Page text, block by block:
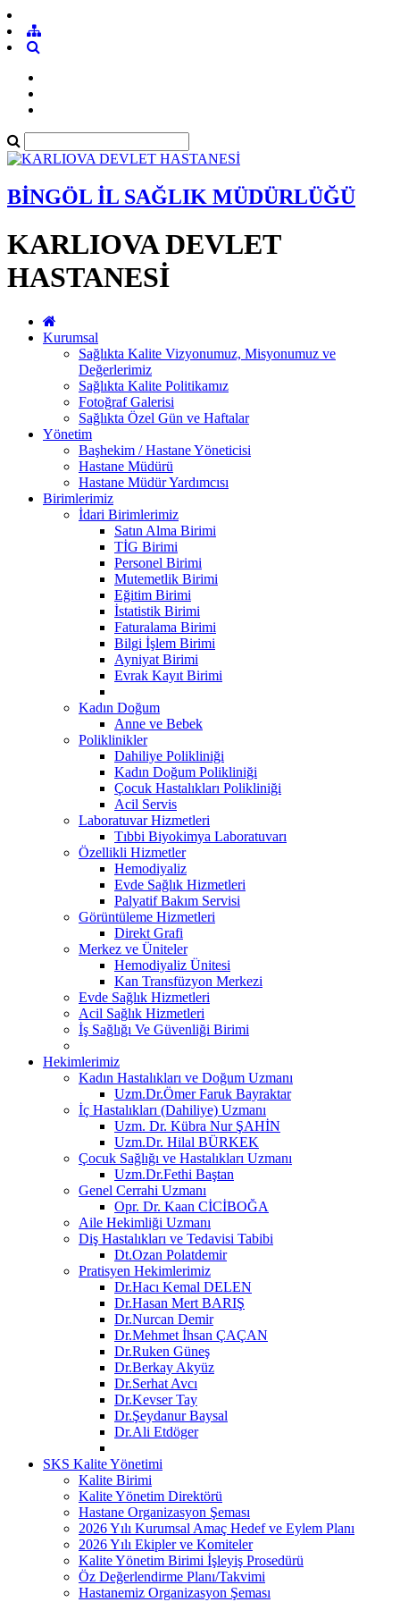
BİNGÖL İL SAĞLIK MÜDÜRLÜĞÜ
KARLIOVA DEVLET
HASTANESİ
Kurumsal
Sağlıkta Kalite Vizyonumuz, Misyonumuz ve
Değerlerimiz
Sağlıkta Kalite Politikamız
Fotoğraf Galerisi
Sağlıkta Özel Gün ve Haftalar
Yönetim
Başhekim / Hastane Yöneticisi
Hastane Müdürü
Hastane Müdür Yardımcısı
Birimlerimiz
İdari Birimlerimiz
Satın Alma Birimi
TİG Birimi
Personel Birimi
Mutemetlik Birimi
Eğitim Birimi
İstatistik Birimi
Faturalama Birimi
Bilgi İşlem Birimi
Ayniyat Birimi
Evrak Kayıt Birimi
Kadın Doğum
Anne ve Bebek
Poliklinikler
Dahiliye Polikliniği
Kadın Doğum Polikliniği
Çocuk Hastalıkları Polikliniği
Acil Servis
Laboratuvar Hizmetleri
Tıbbi Biyokimya Laboratuvarı
Özellikli Hizmetler
Hemodiyaliz
Evde Sağlık Hizmetleri
Palyatif Bakım Servisi
Görüntüleme Hizmetleri
Direkt Grafi
Merkez ve Üniteler
Hemodiyaliz Ünitesi
Kan Transfüzyon Merkezi
Evde Sağlık Hizmetleri
Acil Sağlık Hizmetleri
İş Sağlığı Ve Güvenliği Birimi
Hekimlerimiz
Kadın Hastalıkları ve Doğum Uzmanı
Uzm.Dr.Ömer Faruk Bayraktar
İç Hastalıkları (Dahiliye) Uzmanı
Uzm. Dr. Kübra Nur ŞAHİN
Uzm.Dr. Hilal BÜRKEK
Çocuk Sağlığı ve Hastalıkları Uzmanı
Uzm.Dr.Fethi Baştan
Genel Cerrahi Uzmanı
Opr. Dr. Kaan CİCİBOĞA
Aile Hekimliği Uzmanı
Diş Hastalıkları ve Tedavisi Tabibi
Dt.Ozan Polatdemir
Pratisyen Hekimlerimiz
Dr.Hacı Kemal DELEN
Dr.Hasan Mert BARIŞ
Dr.Nurcan Demir
Dr.Mehmet İhsan ÇAÇAN
Dr.Ruken Güneş
Dr.Berkay Akyüz
Dr.Serhat Avcı
Dr.Kevser Tay
Dr.Şeydanur Baysal
Dr.Ali Etdöger
SKS Kalite Yönetimi
Kalite Birimi
Kalite Yönetim Direktörü
Hastane Organizasyon Şeması
2026 Yılı Kurumsal Amaç Hedef ve Eylem Planı
2026 Yılı Ekipler ve Komiteler
Kalite Yönetim Birimi İşleyiş Prosedürü
Öz Değerlendirme Planı/Takvimi
Hastanemiz Organizasyon Şeması